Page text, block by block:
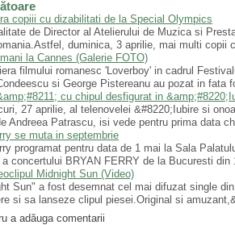
copiii cu dizabilitati de la Special Olympics
de Director al Atelierului de Muzica si
duminica, 3 aprilie, mai multi copii
la Cannes (Galerie FOTO)
filmului romanesc 'Loverboy' in cadrul
si George Pistereanu au pozat in fata
cu chipul desfigurat in
27 aprilie, al telenovelei &#8220;Iubire si
Andreea Patrascu, isi vede pentru prima data
se muta in septembrie
programat pentru data de 1 mai la Sala
concertului BRYAN FERRY de la Bucuresti
Midnight Sun (Video)
Sun" a fost desemnat cel mai difuzat single
si sa lanseze clipul piesei.Original si
a adăuga comentarii